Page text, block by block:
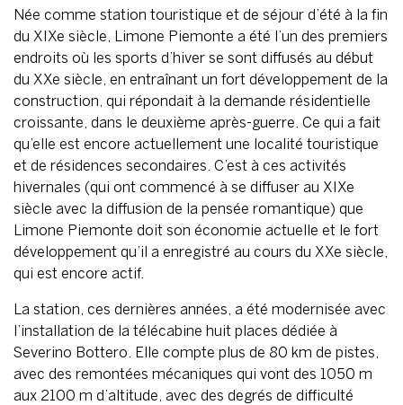
Née comme station touristique et de séjour d’été à la fin
du XIXe siècle, Limone Piemonte a été l’un des premiers
endroits où les sports d’hiver se sont diffusés au début
du XXe siècle, en entraînant un fort développement de la
construction, qui répondait à la demande résidentielle
croissante, dans le deuxième après-guerre. Ce qui a fait
qu’elle est encore actuellement une localité touristique
et de résidences secondaires. C’est à ces activités
hivernales (qui ont commencé à se diffuser au XIXe
siècle avec la diffusion de la pensée romantique) que
Limone Piemonte doit son économie actuelle et le fort
développement qu’il a enregistré au cours du XXe siècle,
qui est encore actif.
La station, ces dernières années, a été modernisée avec
l’installation de la télécabine huit places dédiée à
Severino Bottero. Elle compte plus de 80 km de pistes,
avec des remontées mécaniques qui vont des 1050 m
aux 2100 m d’altitude, avec des degrés de difficulté